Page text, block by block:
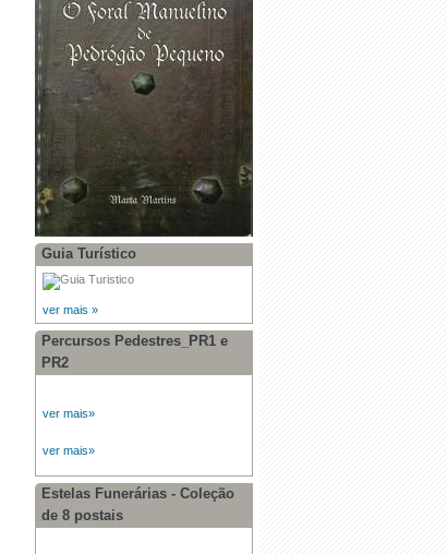
Guia Turístico
ver mais »
Percursos Pedestres_PR1 e
PR2
ver mais»
ver mais»
Estelas Funerárias - Coleção
de 8 postais